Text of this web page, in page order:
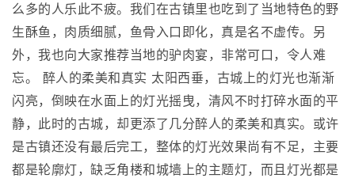
么多的人乐此不疲。我们在古镇里也吃到了当地特色的野
生酥鱼，肉质细腻，鱼骨入口即化，真是名不虚传。另
外，我也向大家推荐当地的驴肉宴，非常可口，令人难
忘。 醉人的柔美和真实 太阳西垂，古城上的灯光也渐渐
闪亮，倒映在水面上的灯光摇曳，清风不时打碎水面的平
静，此时的古城，却更添了几分醉人的柔美和真实。或许
是古镇还没有最后完工，整体的灯光效果尚有不足，主要
都是轮廓灯，缺乏角楼和城墙上的主题灯，而且灯光都是